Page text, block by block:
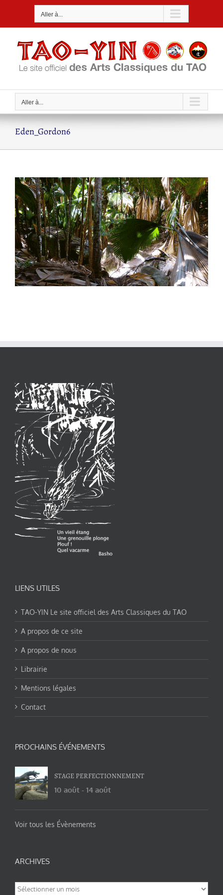
Aller à...
Aller à...
Eden_Gordon6
LIENS UTILES
TAO-YIN Le site officiel des Arts Classiques du TAO
A propos de ce site
A propos de nous
Librairie
Mentions légales
Contact
PROCHAINS ÉVÉNEMENTS
STAGE PERFECTIONNEMENT
10 août - 14 août
Voir tous les Évènements
ARCHIVES
Archives